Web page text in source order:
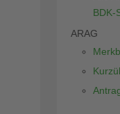
BDK-
ARAG